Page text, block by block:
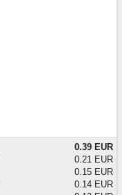
0.39 EUR
0.21 EUR
0.15 EUR
0.14 EUR